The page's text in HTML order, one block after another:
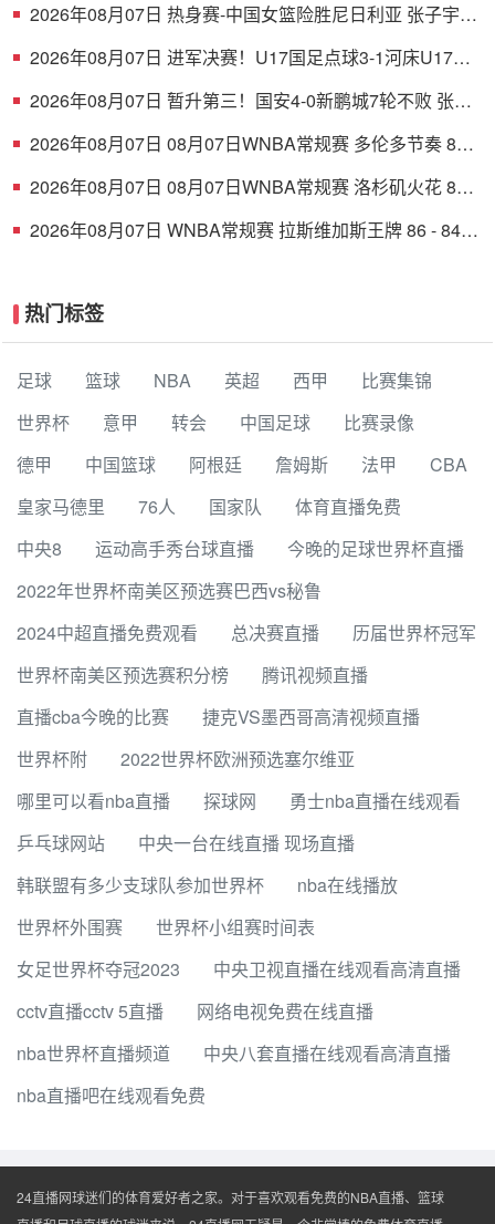
2026年08月07日 热身赛-中国女篮险胜尼日利亚 张子宇
2026年08月07日 进军决赛！U17国足点球3-1河床U17将
2026年08月07日 暂升第三！国安4-0新鹏城7轮不败 张玉
2026年08月07日 08月07日WNBA常规赛 多伦多节奏 83 -
2026年08月07日 08月07日WNBA常规赛 洛杉矶火花 89 -
2026年08月07日 WNBA常规赛 拉斯维加斯王牌 86 - 84
热门标签
足球 篮球 NBA 英超 西甲
比赛集锦
世界杯
意甲 转会 中国足球
比赛录像
德甲
中国篮球 阿根廷 詹姆斯 法甲
CBA
皇家马德里
76人 国家队
体育直播免费
中央8
运动高手秀台球直播
今晚的足球世界杯直播
2022年世界杯南美区预选赛巴西vs秘鲁
2024中超直播免费观看
总决赛直播
历届世界杯冠军
世界杯南美区预选赛积分榜
腾讯视频直播
直播cba今晚的比赛
捷克VS墨西哥高清视频直播
世界杯附
2022世界杯欧洲预选塞尔维亚
哪里可以看nba直播
探球网
勇士nba直播在线观看
乒乓球网站
中央一台在线直播 现场直播
韩联盟有多少支球队参加世界杯
nba在线播放
世界杯外围赛
世界杯小组赛时间表
女足世界杯夺冠2023
中央卫视直播在线观看高清直播
cctv直播cctv 5直播
网络电视免费在线直播
nba世界杯直播频道
中央八套直播在线观看高清直播
nba直播吧在线观看免费
24直播网球迷们的体育爱好者之家。对于喜欢观看免费的NBA直播、篮球